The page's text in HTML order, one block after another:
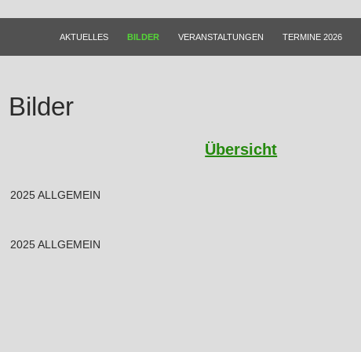
AKTUELLES BILDER VERANSTALTUNGEN TERMINE 2026
Bilder
Übersicht
2025 ALLGEMEIN
2025 ALLGEMEIN